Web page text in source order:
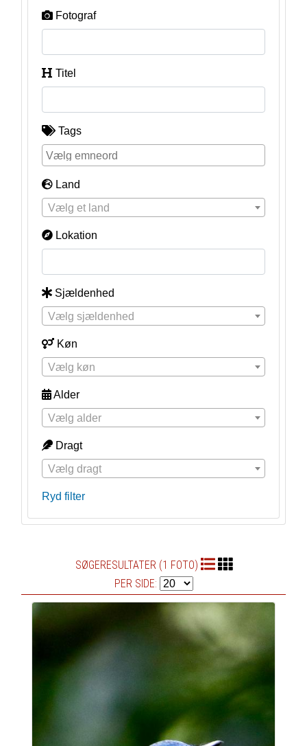
Fotograf
Titel
Tags
Land
Vælg et land
Lokation
Sjældenhed
Vælg sjældenhed
Køn
Vælg køn
Alder
Vælg alder
Dragt
Vælg dragt
Ryd filter
SØGERESULTATER (1 FOTO)
PER SIDE: